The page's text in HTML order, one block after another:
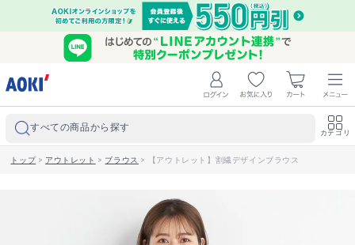
すべての商品から探す カテゴリ
トップ> アウトレット > ブラウス > 【アウトレット】割繊デザインブラウス